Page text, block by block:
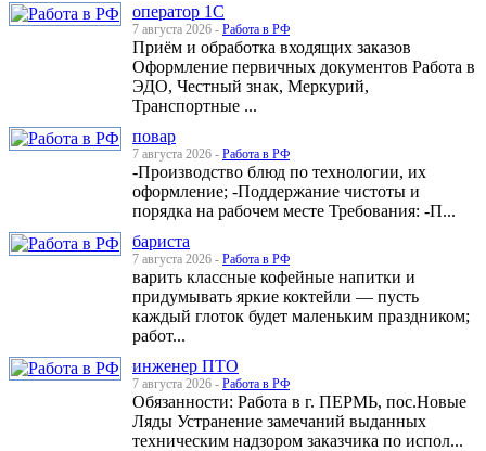
оператор 1С
7 августа 2026 - Работа в РФ
Приём и обработка входящих заказов
Оформление первичных документов Работа в
ЭДО, Честный знак, Меркурий,
Транспортные ...
повар
7 августа 2026 - Работа в РФ
-Производство блюд по технологии, их
оформление; -Поддержание чистоты и
порядка на рабочем месте Требования: -П...
бариста
7 августа 2026 - Работа в РФ
варить классные кофейные напитки и
придумывать яркие коктейли — пусть
каждый глоток будет маленьким праздником;
работ...
инженер ПТО
7 августа 2026 - Работа в РФ
Обязанности: Работа в г. ПЕРМЬ, пос.Новые
Ляды Устранение замечаний выданных
техническим надзором заказчика по испол...